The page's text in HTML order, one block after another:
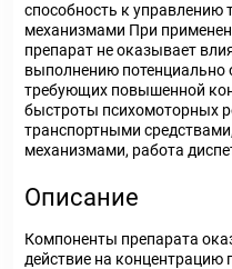
способность к управлению
механизмами При
препарат не оказывает
выполнению потенциально
требующих повышенной
быстроты психомоторных
транспортными
механизмами, работа
Описание
Компоненты препарата
действие на